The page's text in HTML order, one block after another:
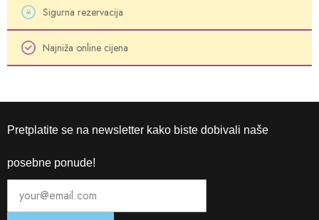
Sigurna rezervacija
Najniža online cijena
Pretplatite se na newsletter kako biste dobivali naše
posebne ponude!